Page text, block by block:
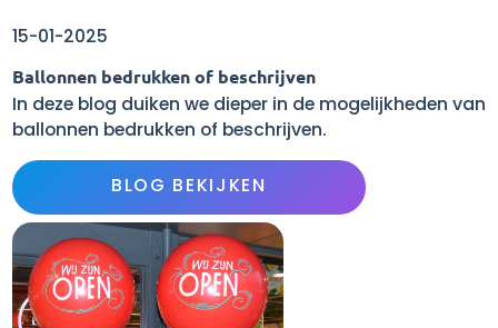
15-01-2025
Ballonnen bedrukken of beschrijven
In deze blog duiken we dieper in de mogelijkheden van
ballonnen bedrukken of beschrijven.
BLOG BEKIJKEN